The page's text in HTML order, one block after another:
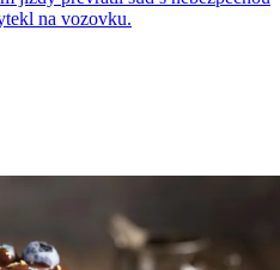
na vozovku.